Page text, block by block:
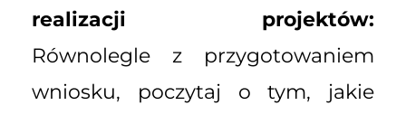
realizacji projektów:
Równolegle z przygotowaniem
wniosku, poczytaj o tym, jakie